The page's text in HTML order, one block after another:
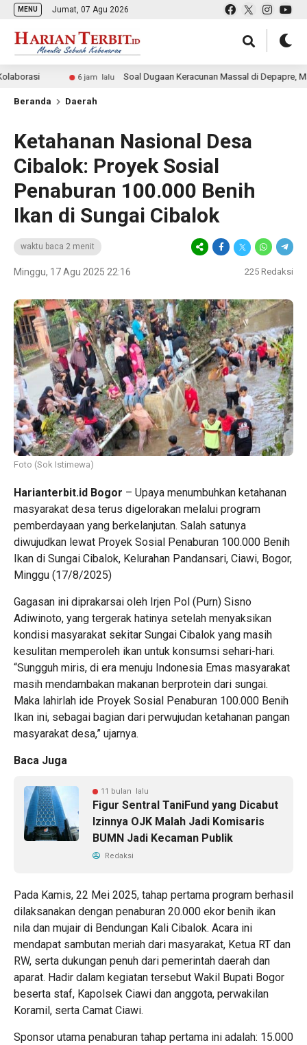
MENU Jumat, 07 Agu 2026
6 jam lalu Soal Dugaan Keracunan Massal di Depapre, Mathius
Beranda Daerah
Ketahanan Nasional Desa
Cibalok: Proyek Sosial
Penaburan 100.000 Benih
Ikan di Sungai Cibalok
waktu baca 2 menit
Minggu, 17 Agu 2025 22:16 225 Redaksi
Foto (Sok Istimewa)
Harianterbit.id Bogor – Upaya menumbuhkan ketahanan
masyarakat desa terus digelorakan melalui program
pemberdayaan yang berkelanjutan. Salah satunya
diwujudkan lewat Proyek Sosial Penaburan 100.000 Benih
Ikan di Sungai Cibalok, Kelurahan Pandansari, Ciawi, Bogor,
Minggu (17/8/2025)
Gagasan ini diprakarsai oleh Irjen Pol (Purn) Sisno
Adiwinoto, yang tergerak hatinya setelah menyaksikan
kondisi masyarakat sekitar Sungai Cibalok yang masih
kesulitan memperoleh ikan untuk konsumsi sehari-hari.
“Sungguh miris, di era menuju Indonesia Emas masyarakat
masih mendambakan makanan berprotein dari sungai.
Maka lahirlah ide Proyek Sosial Penaburan 100.000 Benih
Ikan ini, sebagai bagian dari perwujudan ketahanan pangan
masyarakat desa,” ujarnya.
Baca Juga
11 bulan lalu
Figur Sentral TaniFund yang Dicabut
Izinnya OJK Malah Jadi Komisaris
BUMN Jadi Kecaman Publik
Redaksi
Pada Kamis, 22 Mei 2025, tahap pertama program berhasil
dilaksanakan dengan penaburan 20.000 ekor benih ikan
nila dan mujair di Bendungan Kali Cibalok. Acara ini
mendapat sambutan meriah dari masyarakat, Ketua RT dan
RW, serta dukungan penuh dari pemerintah daerah dan
aparat. Hadir dalam kegiatan tersebut Wakil Bupati Bogor
beserta staf, Kapolsek Ciawi dan anggota, perwakilan
Koramil, serta Camat Ciawi.
Sponsor utama penaburan tahap pertama ini adalah: 15.000